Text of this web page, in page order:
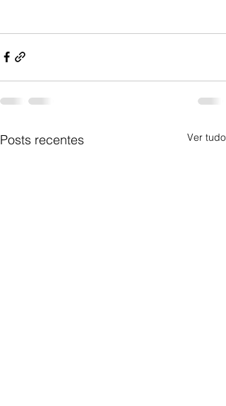
Posts recentes Ver tudo